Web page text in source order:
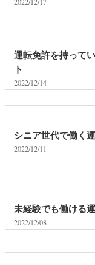
運転免許を持って
ト
2022/12/14
シニア世代で働く
2022/12/11
未経験でも働ける
2022/12/08